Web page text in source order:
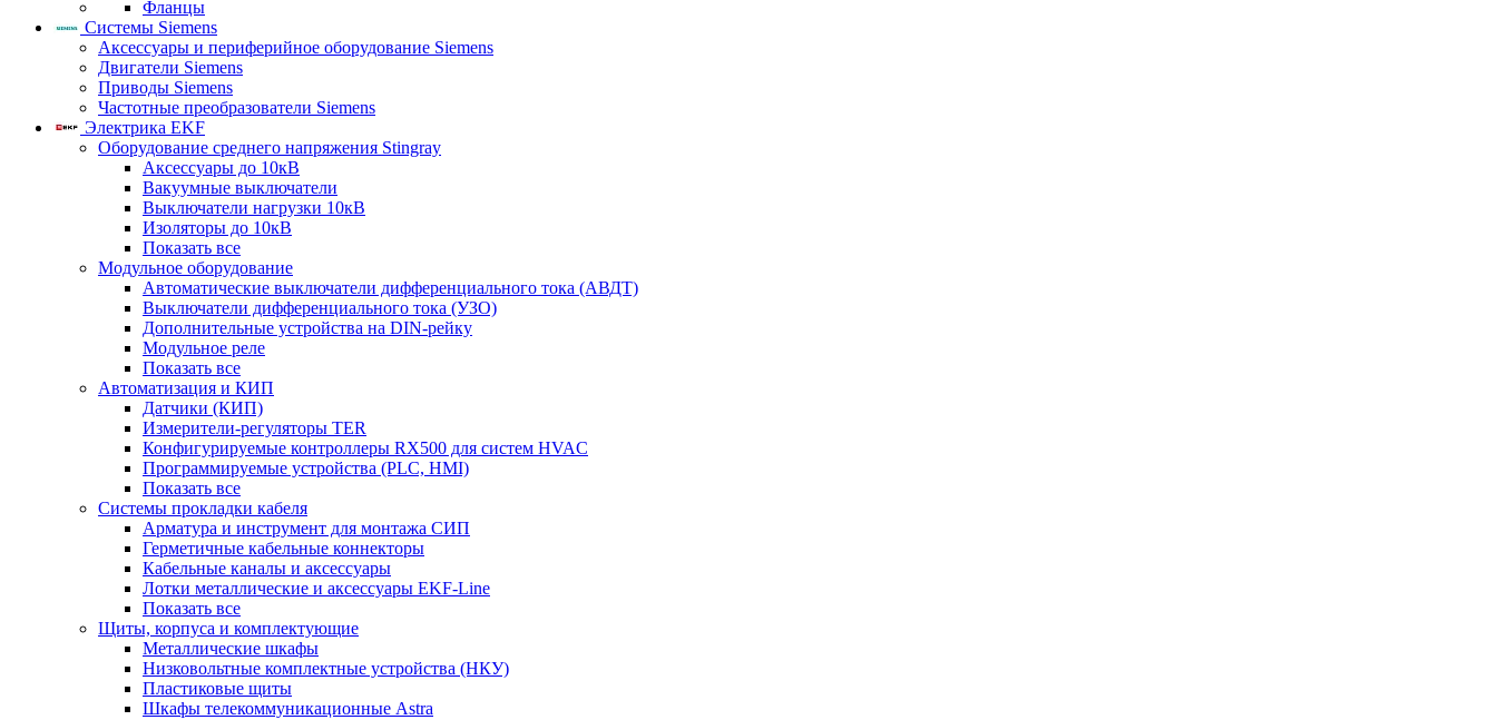
Фланцы
Системы Siemens
Аксессуары и периферийное оборудование Siemens
Двигатели Siemens
Приводы Siemens
Частотные преобразователи Siemens
Электрика EKF
Оборудование среднего напряжения Stingray
Аксессуары до 10кВ
Вакуумные выключатели
Выключатели нагрузки 10кВ
Изоляторы до 10кВ
Показать все
Модульное оборудование
Автоматические выключатели дифференциального тока (АВДТ)
Выключатели дифференциального тока (УЗО)
Дополнительные устройства на DIN-рейку
Модульное реле
Показать все
Автоматизация и КИП
Датчики (КИП)
Измерители-регуляторы TER
Конфигурируемые контроллеры RX500 для систем HVAC
Программируемые устройства (PLC, HMI)
Показать все
Системы прокладки кабеля
Арматура и инструмент для монтажа СИП
Герметичные кабельные коннекторы
Кабельные каналы и аксессуары
Лотки металлические и аксессуары EKF-Line
Показать все
Щиты, корпуса и комплектующие
Металлические шкафы
Низковольтные комплектные устройства (НКУ)
Пластиковые щиты
Шкафы телекоммуникационные Astra